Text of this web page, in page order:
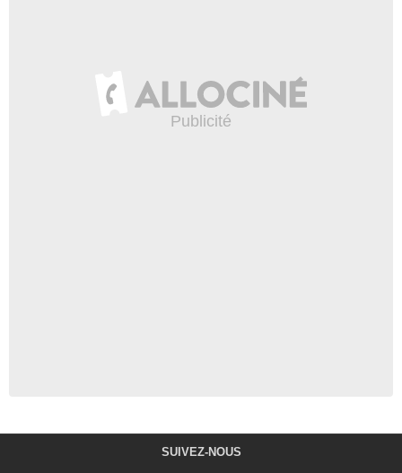
SUIVEZ-NOUS